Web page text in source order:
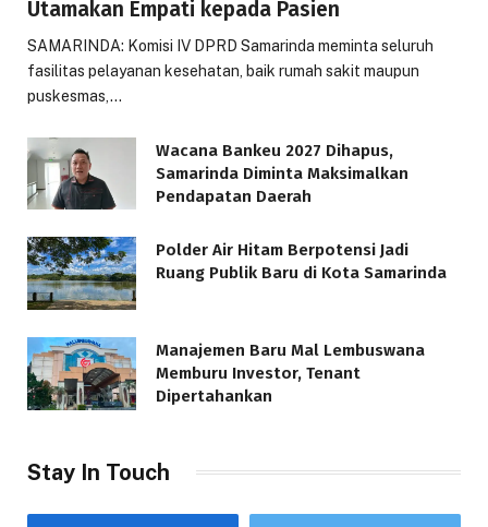
Utamakan Empati kepada Pasien
SAMARINDA: Komisi IV DPRD Samarinda meminta seluruh
fasilitas pelayanan kesehatan, baik rumah sakit maupun
puskesmas,…
Wacana Bankeu 2027 Dihapus,
Samarinda Diminta Maksimalkan
Pendapatan Daerah
Polder Air Hitam Berpotensi Jadi
Ruang Publik Baru di Kota Samarinda
Manajemen Baru Mal Lembuswana
Memburu Investor, Tenant
Dipertahankan
Stay In Touch